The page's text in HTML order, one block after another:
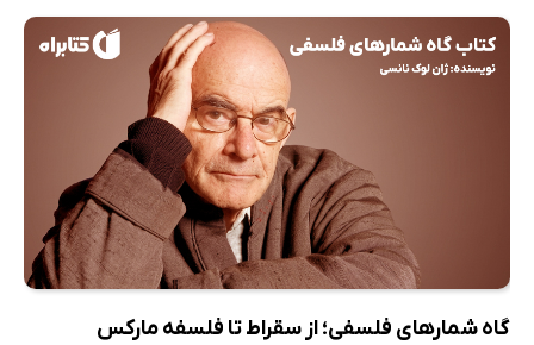
گاه شمارهای فلسفی؛ از سقراط تا فلسفه مارکس